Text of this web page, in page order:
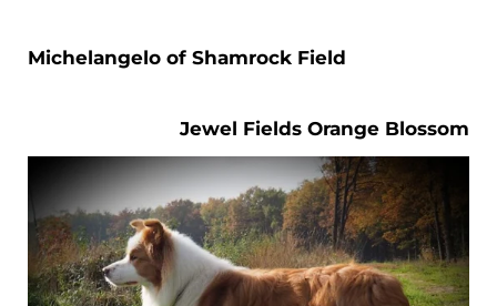
Michelangelo of Shamrock Field
Jewel Fields Orange Blossom